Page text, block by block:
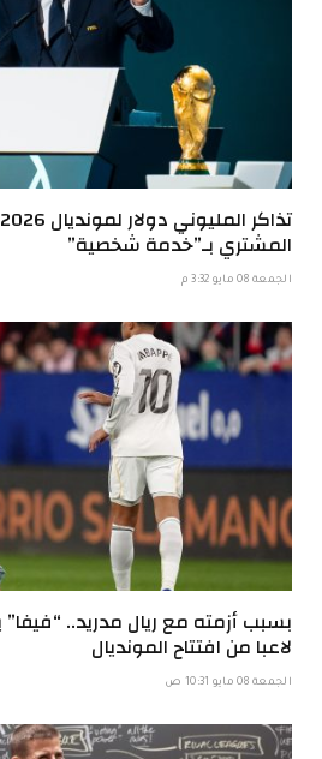
المشتري بـ”خدمة شخصية”
الجمعة 08 مايو 3:32 م
لاعبا من افتتاح المونديال
الجمعة 08 مايو 10:31 ص